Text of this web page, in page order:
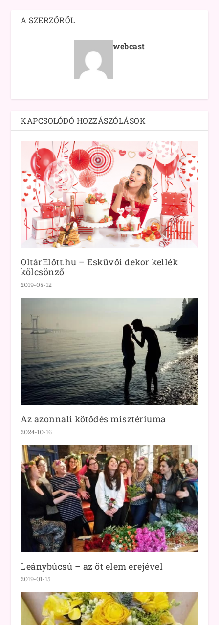
A SZERZŐRŐL
webcast
KAPCSOLÓDÓ HOZZÁSZÓLÁSOK
OltárElőtt.hu – Esküvői dekor kellék
kölcsönző
2019-08-12
Az azonnali kötődés misztériuma
2024-10-16
Leánybúcsú – az öt elem erejével
2019-01-15